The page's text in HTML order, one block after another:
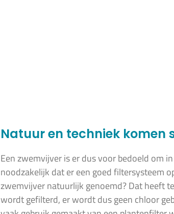
Natuur en techniek komen
Een zwemvijver is er dus voor bedoeld om
noodzakelijk dat er een goed filtersysteem
zwemvijver natuurlijk genoemd? Dat heeft
wordt gefilterd, er wordt dus geen chloor